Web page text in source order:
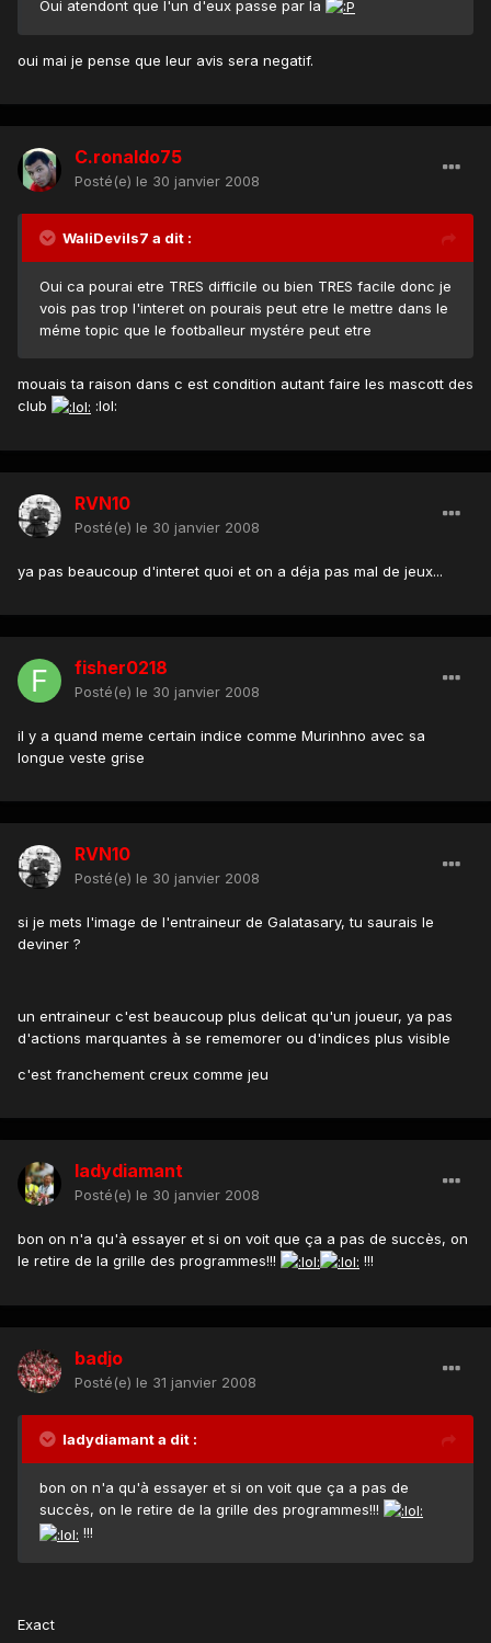
Oui atendont que l'un d'eux passe par la
oui mai je pense que leur avis sera negatif.
C.ronaldo75
Posté(e) le 30 janvier 2008
WaliDevils7 a dit :
Oui ca pourai etre TRES difficile ou bien TRES facile donc je
vois pas trop l'interet on pourais peut etre le mettre dans le
méme topic que le footballeur mystére peut etre
mouais ta raison dans c est condition autant faire les mascott des
club
:lol:
RVN10
Posté(e) le 30 janvier 2008
ya pas beaucoup d'interet quoi et on a déja pas mal de jeux...
fisher0218
Posté(e) le 30 janvier 2008
il y a quand meme certain indice comme Murinhno avec sa
longue veste grise
RVN10
Posté(e) le 30 janvier 2008
si je mets l'image de l'entraineur de Galatasary, tu saurais le
deviner ?
un entraineur c'est beaucoup plus delicat qu'un joueur, ya pas
d'actions marquantes à se rememorer ou d'indices plus visible
c'est franchement creux comme jeu
ladydiamant
Posté(e) le 30 janvier 2008
bon on n'a qu'à essayer et si on voit que ça a pas de succès, on
le retire de la grille des programmes!!!
!!!
badjo
Posté(e) le 31 janvier 2008
ladydiamant a dit :
bon on n'a qu'à essayer et si on voit que ça a pas de
succès, on le retire de la grille des programmes!!!
!!!
Exact